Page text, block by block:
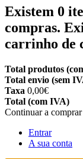
Existem 0
compras.
carrinho de
Total produtos
Total envio (sem
Taxa 0,00€
Total (com IVA)
Continuar a comprar
Entrar
A sua conta